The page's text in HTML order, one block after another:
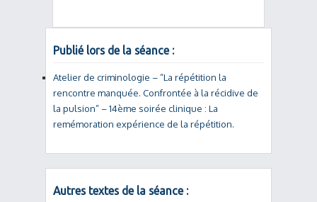
Publié lors de la séance :
Atelier de criminologie – “La répétition la
rencontre manquée. Confrontée à la récidive de
la pulsion” – 14ème soirée clinique : La
remémoration expérience de la répétition.
Autres textes de la séance :